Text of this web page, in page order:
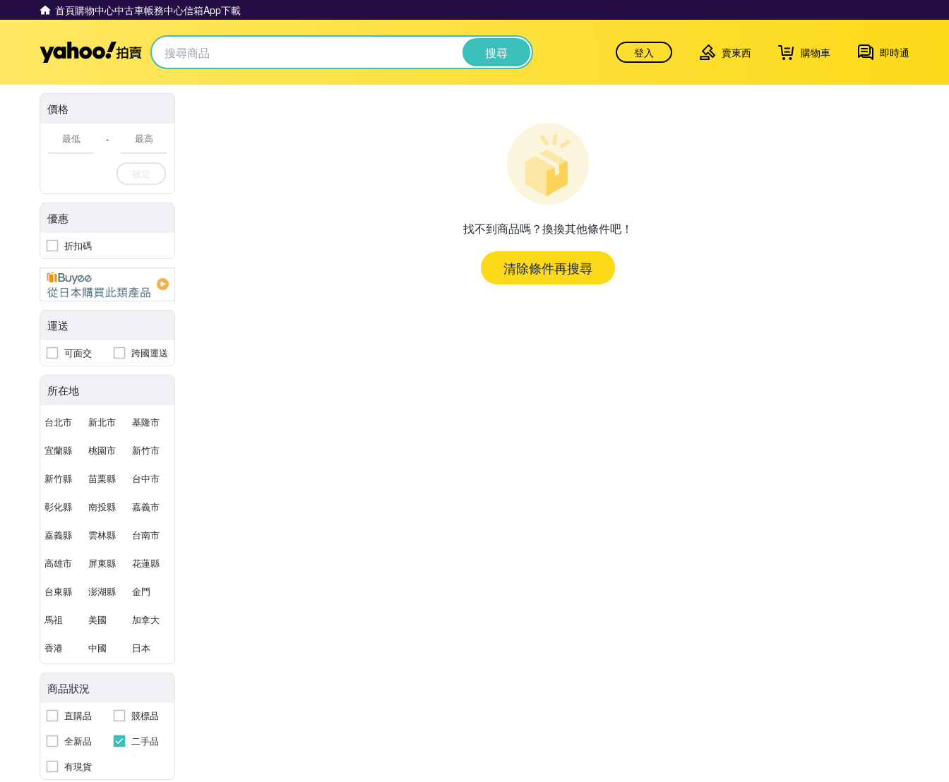
首頁購物中心中古車帳務中心信箱App下載
Yahoo拍賣 搜尋 登入 賣東西 購物車 即時通
價格
-
確定
優惠
折扣碼
運送
可面交 跨國運送
所在地
台北市 新北市 基隆市
宜蘭縣 桃園市 新竹市
新竹縣 苗栗縣 台中市
彰化縣 南投縣 嘉義市
嘉義縣 雲林縣 台南市
高雄市 屏東縣 花蓮縣
台東縣 澎湖縣 金門
馬祖 美國 加拿大
香港 中國 日本
商品狀況
直購品
競標品
全新品
二手品
有現貨
找不到商品嗎？換換其他條件吧！
清除條件再搜尋